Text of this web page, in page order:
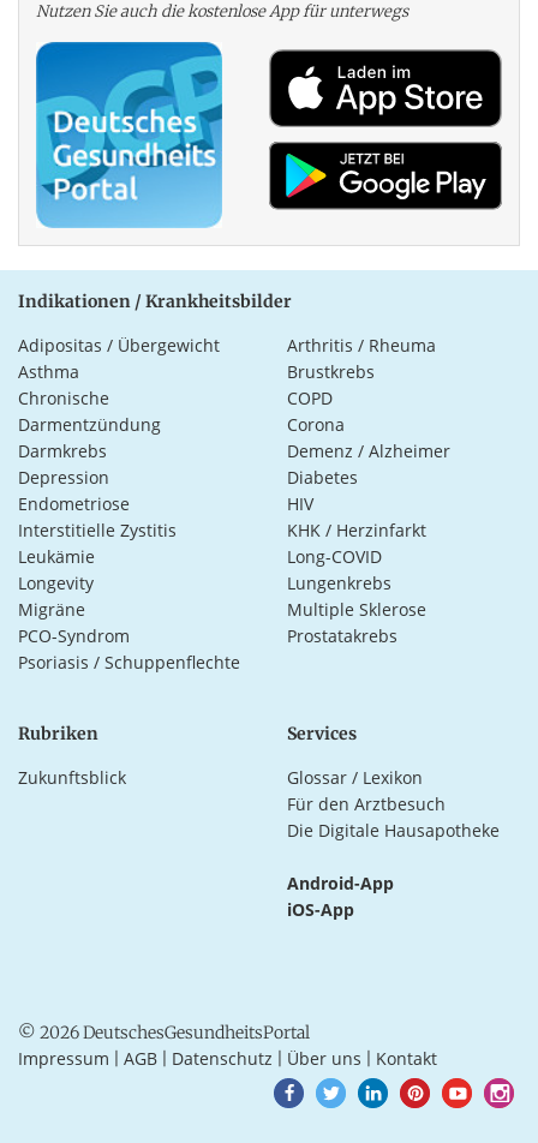
Nutzen Sie auch die kosten­lose App für unterwegs
Indikationen / Krankheitsbilder
Adipositas / Übergewicht
Arthritis / Rheuma
Asthma
Brustkrebs
Chronische
Darmentzündung
COPD
Corona
Darmkrebs
Demenz / Alzheimer
Depression
Diabetes
Endometriose
HIV
Interstitielle Zystitis
KHK / Herzinfarkt
Leukämie
Long-COVID
Longevity
Lungenkrebs
Migräne
Multiple Sklerose
PCO-Syndrom
Prostatakrebs
Psoriasis / Schuppenflechte
Rubriken
Zukunftsblick
Services
Glossar / Lexikon
Für den Arztbesuch
Die Digitale Hausapotheke
Android-App
iOS-App
© 2026 DeutschesGesundheitsPortal
Impressum AGB Datenschutz Über uns Kontakt